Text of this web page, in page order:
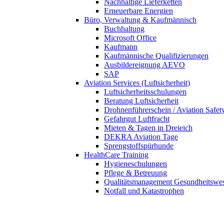
Erneuerbare Energien
Büro, Verwaltung & Kaufmännisch
Buchhaltung
Microsoft Office
Kaufmann
Kaufmännische Qualifizierungen
Ausbildereignung AEVO
SAP
Aviation Services (Luftsicherheit)
Luftsicherheitsschulungen
Beratung Luftsicherheit
Drohnenführerschein / Aviation
Gefahrgut Luftfracht
Mieten & Tagen in Dreieich
DEKRA Aviation Tage
Sprengstoffspürhunde
HealthCare Training
Hygieneschulungen
Pflege & Betreuung
Qualitätsmanagement
Notfall und Katastrophen